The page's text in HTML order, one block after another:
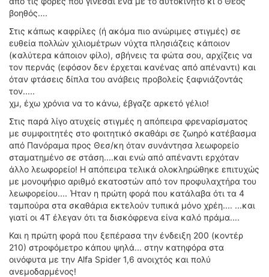
βοηθός....
Στις κάπως καφρίλες (ή ακόμα πιο ανώριμες στιγμές) σε
ευθεία πολλών χιλιομέτρων νύχτα πλησιάζεις κάποιον
(καλύτερα κάποιον φίλο), σβήνεις τα φώτα σου, αρχίζεις να
τον περνάς (εφόσον δεν έρχεται κανένας από απέναντι) και
όταν φτάσεις δίπλα του ανάβεις προβολείς ξαφνιάζοντάς
τον.....
χμ, έχω χρόνια να το κάνω, έβγαζε αρκετό γέλιο!
Στις παρά λίγο ατυχείς στιγμές η απόπειρα φρεναρίσματος
με συμφοιτητές στο φοιτητικό σκαθάρι σε ζωηρό κατέβασμα
από Πανόραμα προς Θεσ/κη όταν συνάντησα λεωφορείο
σταματημένο σε στάση....και ενώ από απέναντι ερχόταν
άλλο λεωφορείο! Η απόπειρα τελικά ολοκληρώθηκε επιτυχώς
με μονοψήφιο αριθμό εκατοστών από τον προφυλαχτήρα του
λεωφορείου.... Ήταν η πρώτη φορά που κατάλαβα ότι τα 4
ταμπούρα στα σκαθάρια εκτελούν τυπικά μόνο χρέη.... ...και
γιατί οι 4Τ έλεγαν ότι τα δισκόφρενα είνα καλό πράμα....
Και η πρώτη φορά που ξεπέρασα την ένδειξη 200 (κοντέρ
210) στροφόμετρο κάπου ψηλά... στην κατηφόρα στα
οινόφυτα με την Alfa Spider 1,6 ανοιχτός και πολύ
ανεμοδαρμένος!